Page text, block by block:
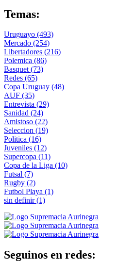
Temas:
Uruguayo (493)
Mercado (254)
Libertadores (216)
Polemica (86)
Basquet(73)
Redes (65)
Copa Uruguay (48)
AUF (35)
Entrevista (29)
Sanidad (24)
Amistoso (22)
Seleccion (19)
Politica (16)
Juveniles (12)
Supercopa (11)
Copa de la Liga (10)
Futsal (7)
Rugby (2)
Futbol Playa (1)
sin definir(1)
Seguinos en redes: